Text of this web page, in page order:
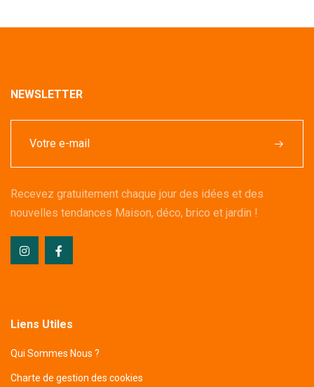
NEWSLETTER
Recevez gratuitement chaque jour des idées et des
nouvelles tendances Maison, déco, brico et jardin !
Liens Utiles
Qui Sommes Nous ?
Charte de gestion des cookies